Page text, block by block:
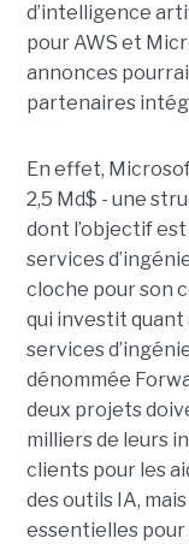
d’intelligence
pour AWS et
annonces
partenaires
En effet,
2,5 Md$ - une
dont l’objectif est
services
cloche pour son
qui investit quant
services
dénommée
deux projets
milliers de leurs
clients pour les
des outils IA,
essentielles